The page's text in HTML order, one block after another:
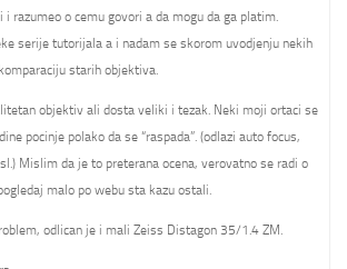
i razumeo o cemu govori a da mogu da ga platim.
serije tutorijala a i nadam se skorom uvodjenju nekih
starih objektiva.
objektiv ali dosta veliki i tezak. Neki moji ortaci se
pocinje polako da se “raspada”. (odlazi auto focus,
Mislim da je to preterana ocena, verovatno se radi o
malo po webu sta kazu ostali.
odlican je i mali Zeiss Distagon 35/1.4 ZM.